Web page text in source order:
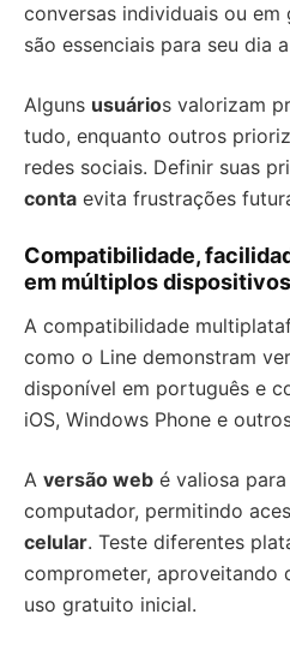
conversas individuais ou em
são essenciais para seu dia
Alguns usuários valorizam
tudo, enquanto outros
redes sociais. Definir suas
conta evita frustrações
Compatibilidade,
em múltiplos dispositivos
A compatibilidade
como o Line demonstram
disponível em português e
iOS, Windows Phone e
A versão web é valiosa
computador, permitindo
celular. Teste diferentes
comprometer, aproveitando
uso gratuito inicial.